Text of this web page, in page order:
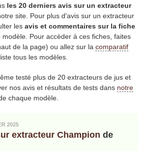
les 20 derniers avis sur un extracteur
site. Pour plus d'avis sur un extracteur
les avis et commentaires sur la fiche
modèle. Pour accèder à ces fiches, faites
de la page) ou allez sur la comparatif
tous les modèles.
testé plus de 20 extracteurs de jus et
nos avis et résultats de tests dans notre
chaque modèle.
2025
extracteur Champion de